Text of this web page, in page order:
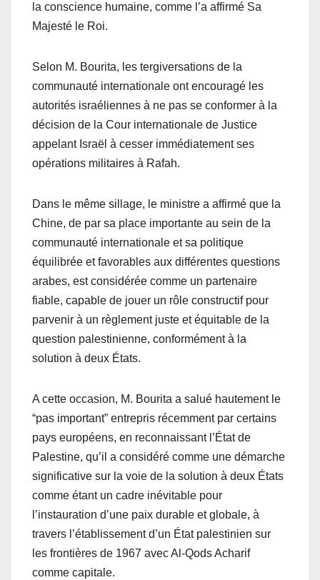
la conscience humaine, comme l’a affirmé Sa
Majesté le Roi.
Selon M. Bourita, les tergiversations de la
communauté internationale ont encouragé les
autorités israéliennes à ne pas se conformer à la
décision de la Cour internationale de Justice
appelant Israël à cesser immédiatement ses
opérations militaires à Rafah.
Dans le même sillage, le ministre a affirmé que la
Chine, de par sa place importante au sein de la
communauté internationale et sa politique
équilibrée et favorables aux différentes questions
arabes, est considérée comme un partenaire
fiable, capable de jouer un rôle constructif pour
parvenir à un règlement juste et équitable de la
question palestinienne, conformément à la
solution à deux États.
A cette occasion, M. Bourita a salué hautement le
“pas important” entrepris récemment par certains
pays européens, en reconnaissant l’État de
Palestine, qu’il a considéré comme une démarche
significative sur la voie de la solution à deux États
comme étant un cadre inévitable pour
l’instauration d’une paix durable et globale, à
travers l’établissement d’un État palestinien sur
les frontières de 1967 avec Al-Qods Acharif
comme capitale.